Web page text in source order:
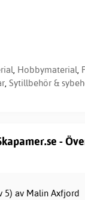
, Hobbymaterial,
, Sytillbehör &
-
5) av Malin Axfjord